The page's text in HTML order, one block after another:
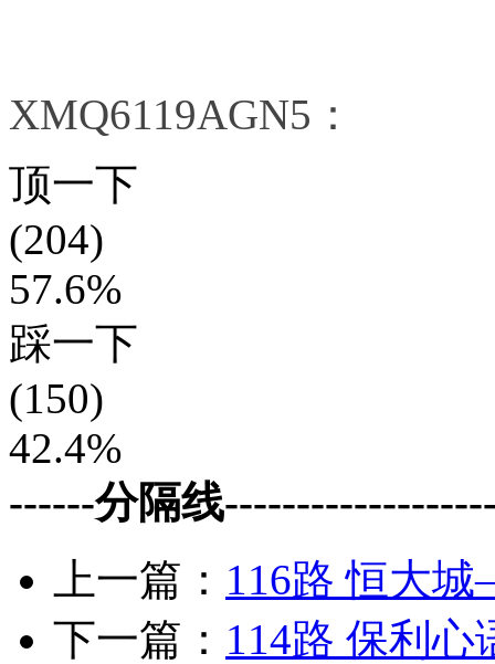
XMQ6119AGN5：
顶一下
(204)
57.6%
踩一下
(150)
42.4%
------分隔线
上一篇： 116路 恒大
下一篇： 114路 保利